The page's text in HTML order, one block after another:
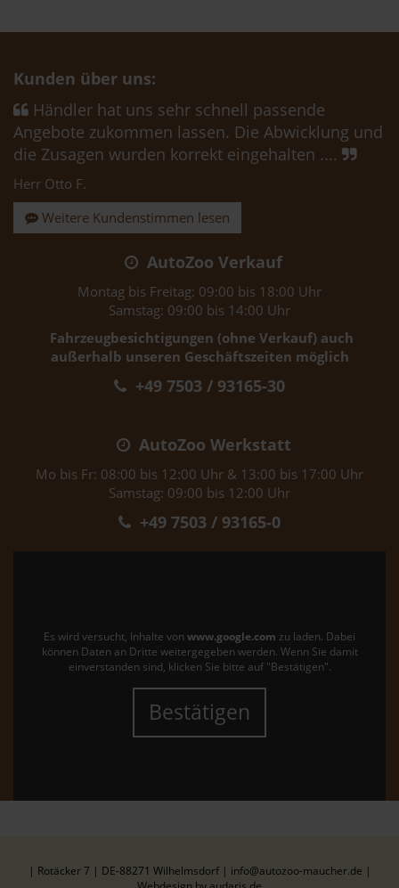
Kunden über uns:
Händler hat uns sehr schnell passende
Angebote zukommen lassen. Die Abwicklung und
die Zusagen wurden korrekt eingehalten ....
Herr Otto F.
Weitere Kundenstimmen lesen
AutoZoo Verkauf
Montag bis Freitag: 09:00 bis 18:00 Uhr
Samstag: 09:00 bis 14:00 Uhr
Fahrzeugbesichtigungen (ohne Verkauf) auch
außerhalb unseren Geschäftszeiten möglich
+49 7503 / 93165-30
AutoZoo Werkstatt
Mo bis Fr: 08:00 bis 12:00 Uhr & 13:00 bis 17:00 Uhr
Samstag: 09:00 bis 12:00 Uhr
+49 7503 / 93165-0
Es wird versucht, Inhalte von www.google.com zu laden. Dabei
können Daten an Dritte weitergegeben werden. Wenn Sie damit
einverstanden sind, klicken Sie bitte auf "Bestätigen".
Bestätigen
| Rotäcker 7 | DE-88271 Wilhelmsdorf | info@autozoo-maucher.de |